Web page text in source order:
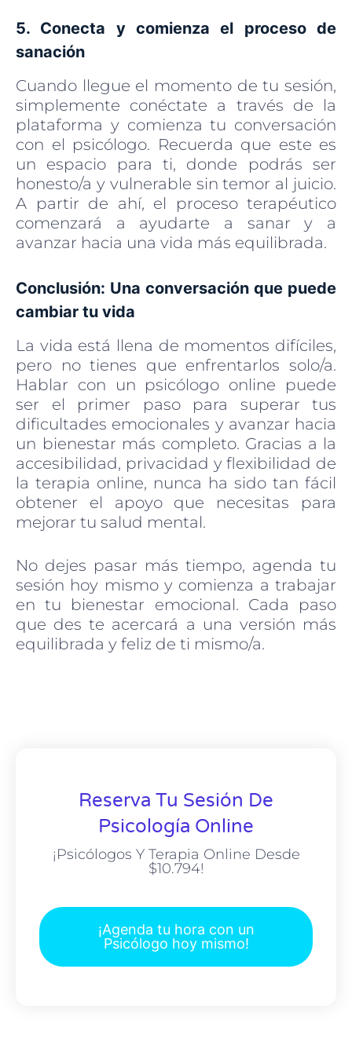
5. Conecta y comienza el proceso de
sanación
Cuando llegue el momento de tu sesión,
simplemente conéctate a través de la
plataforma y comienza tu conversación
con el psicólogo. Recuerda que este es
un espacio para ti, donde podrás ser
honesto/a y vulnerable sin temor al juicio.
A partir de ahí, el proceso terapéutico
comenzará a ayudarte a sanar y a
avanzar hacia una vida más equilibrada.
Conclusión: Una conversación que puede
cambiar tu vida
La vida está llena de momentos difíciles,
pero no tienes que enfrentarlos solo/a.
Hablar con un psicólogo online puede
ser el primer paso para superar tus
dificultades emocionales y avanzar hacia
un bienestar más completo. Gracias a la
accesibilidad, privacidad y flexibilidad de
la terapia online, nunca ha sido tan fácil
obtener el apoyo que necesitas para
mejorar tu salud mental.
No dejes pasar más tiempo, agenda tu
sesión hoy mismo y comienza a trabajar
en tu bienestar emocional. Cada paso
que des te acercará a una versión más
equilibrada y feliz de ti mismo/a.
Reserva Tu Sesión De
Psicología Online
¡Psicólogos Y Terapia Online Desde
$10.794!
¡Agenda tu hora con un
Psicólogo hoy mismo!